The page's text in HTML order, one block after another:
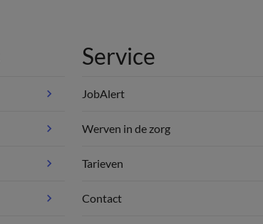
Service
JobAlert
Werven in de zorg
Tarieven
Contact